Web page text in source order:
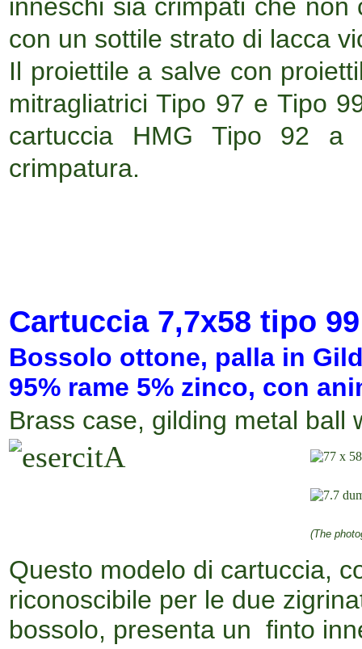
inneschi sia crimpati che
con un sottile strato di lacca
Il proiettile a salve con
mitragliatrici Tipo 97 e Tipo
cartuccia HMG Tipo 92 a
crimpatura.
Cartuccia 7,7x58 tipo
Bossolo ottone, palla in
95% rame 5% zinco, con
Brass case, gilding metal ball
(The
Questo modelo di cartuccia,
riconoscibile per le due
bossolo, presenta un finto